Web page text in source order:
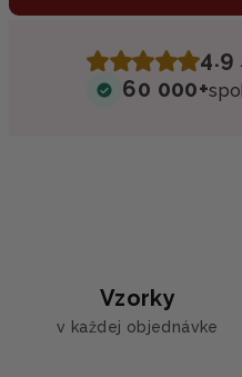
60 000+
Vzorky
v každej objednávke